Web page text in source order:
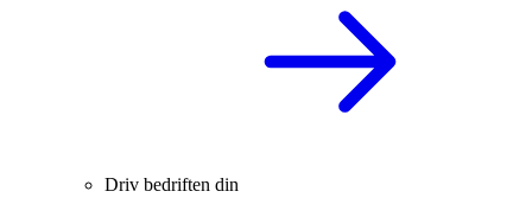
Driv bedriften din